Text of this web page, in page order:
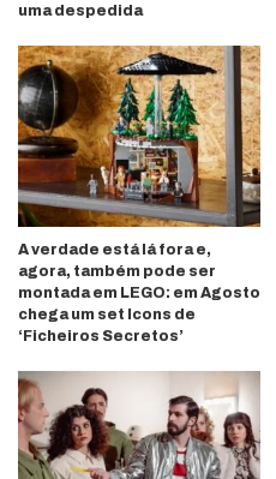
uma despedida
A verdade está lá fora e,
agora, também pode ser
montada em LEGO: em Agosto
chega um set Icons de
‘Ficheiros Secretos’